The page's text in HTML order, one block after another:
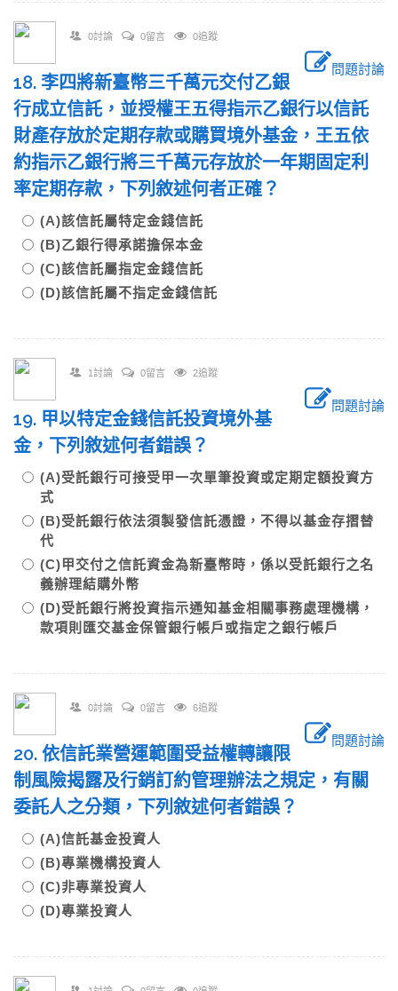
0討論 0留言 0追蹤
問題討論
18. 李四將新臺幣三千萬元交付乙銀
行成立信託，並授權王五得指示乙銀行以信託
財產存放於定期存款或購買境外基金，王五依
約指示乙銀行將三千萬元存放於一年期固定利
率定期存款，下列敘述何者正確？
(A)該信託屬特定金錢信託
(B)乙銀行得承諾擔保本金
(C)該信託屬指定金錢信託
(D)該信託屬不指定金錢信託
1討論 0留言 2追蹤
問題討論
19. 甲以特定金錢信託投資境外基
金，下列敘述何者錯誤？
(A)受託銀行可接受甲一次單筆投資或定期定額投資方
式
(B)受託銀行依法須製發信託憑證，不得以基金存摺替
代
(C)甲交付之信託資金為新臺幣時，係以受託銀行之名
義辦理結購外幣
(D)受託銀行將投資指示通知基金相關事務處理機構，
款項則匯交基金保管銀行帳戶或指定之銀行帳戶
0討論 0留言 6追蹤
問題討論
20. 依信託業營運範圍受益權轉讓限
制風險揭露及行銷訂約管理辦法之規定，有關
委託人之分類，下列敘述何者錯誤？
(A)信託基金投資人
(B)專業機構投資人
(C)非專業投資人
(D)專業投資人